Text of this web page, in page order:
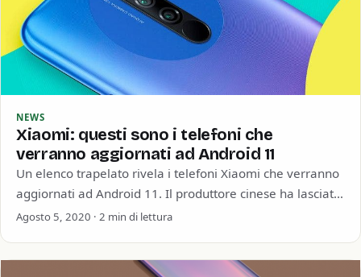
NEWS
Xiaomi: questi sono i telefoni che
verranno aggiornati ad Android 11
Un elenco trapelato rivela i telefoni Xiaomi che verranno
aggiornati ad Android 11. Il produttore cinese ha lasciato
fuori uno dei suoi…
Agosto 5, 2020 · 2 min di lettura